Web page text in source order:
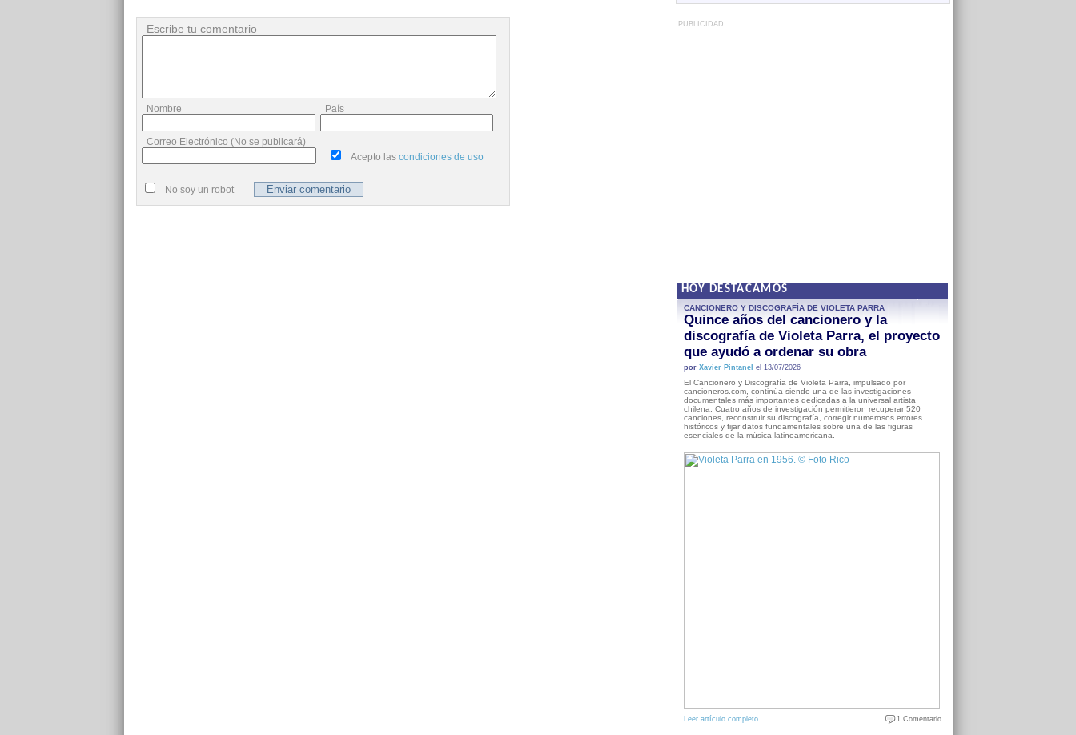
Escribe tu comentario
Nombre País
Correo Electrónico (No se publicará)
Acepto las condiciones de uso
No soy un robot
PUBLICIDAD
HOY DESTACAMOS
CANCIONERO Y DISCOGRAFÍA DE VIOLETA PARRA
Quince años del cancionero y la
discografía de Violeta Parra, el proyecto
que ayudó a ordenar su obra
por Xavier Pintanel el 13/07/2026
El Cancionero y Discografía de Violeta Parra, impulsado por
cancioneros.com, continúa siendo una de las investigaciones
documentales más importantes dedicadas a la universal artista
chilena. Cuatro años de investigación permitieron recuperar 520
canciones, reconstruir su discografía, corregir numerosos errores
históricos y fijar datos fundamentales sobre una de las figuras
esenciales de la música latinoamericana.
Leer artículo completo 1 Comentario